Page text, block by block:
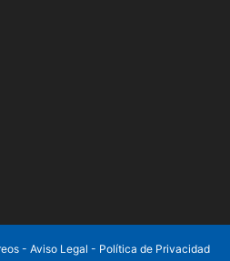
- Aviso Legal - Política de Privacidad